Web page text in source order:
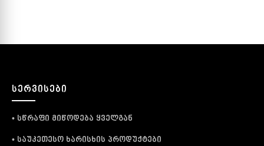
ᲡᲔᲠᲕᲘᲡᲔᲑᲘ
• სწრაფი მიწოდება ყველგან
• საუკეთესო ხარისხის პროდუქტები